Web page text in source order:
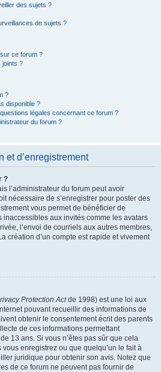
des sujets ?
de sujets ?
ce forum ?
joints ?
?
disponible ?
légales concernant ce forum ?
du forum ?
et d’enregistrement
?
l’administrateur du forum peut avoir
nécessaire de s’enregistrer pour poster des
vous permet de bénéficier de
aux invités comme les avatars
l’envoi de courriels aux autres membres,
création d’un compte est rapide et vivement
Protection Actde 1998) est une loi aux
pouvant recueillir des informations de
obtenir le consentement écrit des parents
de ces informations permettant
13 ans. Si vous n’êtes pas sûr que cela
enregistrez ou que quelqu’un le fait à
juridique pour obtenir son avis. Notez que
de ce forum ne peuvent pas fournir de